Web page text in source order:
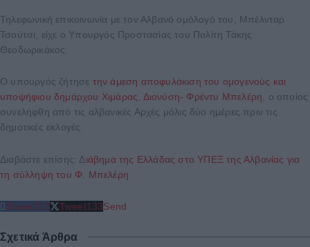
Τηλεφωνική επικοινωνία με τον Αλβανό ομόλογό του, Μπέλνταρ
Τσούτσι, είχε ο Υπουργός Προστασίας του Πολίτη Τάκης
Θεοδωρικάκος.
Ο υπουργός ζήτησε την άμεση αποφυλάκιση του ομογενούς και
υποψήφιου δημάρχου Χιμάρας, Διονύση- Φρέντυ Μπελέρη , ο οποίος
συνελήφθη από τις αλβανικές Αρχές μόλις δύο ημέρες πριν τις
δημοτικές εκλογές.
Διαβάστε επίσης: Διάβημα της Ελλάδας στο ΥΠΕΞ της Αλβανίας για
τη σύλληψη του Φ. Μπελέρη
Share212 Tweet133Send
Σχετικά Άρθρα